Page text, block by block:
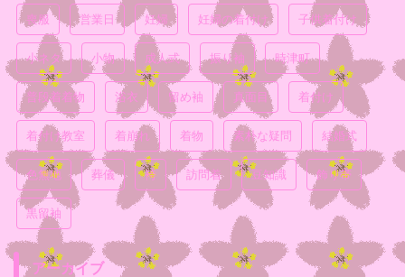
喪服 営業日 妊婦 妊婦の着付け 子供着付け
小ネタ 小物 成人式 振り袖 時津町
普段着着物 浴衣 留め袖 真面目 着付け
着付け教室 着崩れ 着物 素朴な疑問 結婚式
色無地 葬儀 袴 訪問着 豆知識 飾り帯
黒留袖
アーカイブ